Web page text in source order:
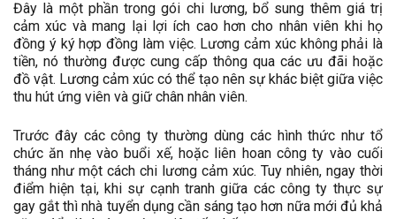
Đây là một phần trong gói chi lương, bổ sung thêm giá trị
cảm xúc và mang lại lợi ích cao hơn cho nhân viên khi họ
đồng ý ký hợp đồng làm việc. Lương cảm xúc không phải là
tiền, nó thường được cung cấp thông qua các ưu đãi hoặc
đồ vật. Lương cảm xúc có thể tạo nên sự khác biệt giữa việc
thu hút ứng viên và giữ chân nhân viên.
Trước đây các công ty thường dùng các hình thức như tổ
chức ăn nhẹ vào buổi xế, hoặc liên hoan công ty vào cuối
tháng như một cách chi lương cảm xúc. Tuy nhiên, ngay thời
điểm hiện tại, khi sự cạnh tranh giữa các công ty thực sự
gay gắt thì nhà tuyển dụng cần sáng tạo hơn nữa mới đủ khả